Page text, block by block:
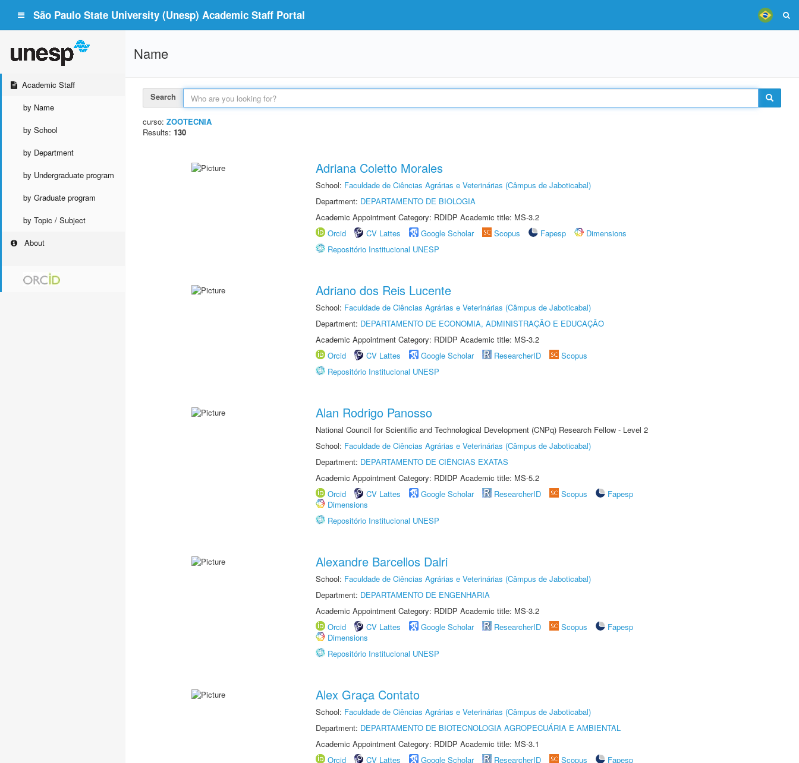
São Paulo State University (Unesp) Academic Staff Portal
Academic Staff
by Name
by School
by Department
by Undergraduate program
by Graduate program
by Topic / Subject
About
Name
Search
curso: ZOOTECNIA
Results: 130
Adriana Coletto Morales
School: Faculdade de Ciências Agrárias e Veterinárias (Câmpus de Jaboticabal)
Department: DEPARTAMENTO DE BIOLOGIA
Academic Appointment Category: RDIDP Academic title: MS-3.2
Orcid
CV Lattes Google Scholar Scopus Fapesp
Dimensions
Repositório Institucional UNESP
Adriano dos Reis Lucente
School: Faculdade de Ciências Agrárias e Veterinárias (Câmpus de Jaboticabal)
Department: DEPARTAMENTO DE ECONOMIA, ADMINISTRAÇÃO E EDUCAÇÃO
Academic Appointment Category: RDIDP Academic title: MS-3.2
Orcid
CV Lattes Google Scholar ResearcherID
Scopus
Repositório Institucional UNESP
Alan Rodrigo Panosso
National Council for Scientific and Technological Development (CNPq) Research Fellow - Level 2
School: Faculdade de Ciências Agrárias e Veterinárias (Câmpus de Jaboticabal)
Department: DEPARTAMENTO DE CIÊNCIAS EXATAS
Academic Appointment Category: RDIDP Academic title: MS-5.2
Orcid
CV Lattes Google Scholar ResearcherID Scopus
Fapesp
Dimensions
Repositório Institucional UNESP
Alexandre Barcellos Dalri
School: Faculdade de Ciências Agrárias e Veterinárias (Câmpus de Jaboticabal)
Department: DEPARTAMENTO DE ENGENHARIA
Academic Appointment Category: RDIDP Academic title: MS-3.2
Orcid
CV Lattes Google Scholar ResearcherID Scopus
Fapesp
Dimensions
Repositório Institucional UNESP
Alex Graça Contato
School: Faculdade de Ciências Agrárias e Veterinárias (Câmpus de Jaboticabal)
Department: DEPARTAMENTO DE BIOTECNOLOGIA AGROPECUÁRIA E AMBIENTAL
Academic Appointment Category: RDIDP Academic title: MS-3.1
Orcid
CV Lattes Google Scholar ResearcherID Scopus
Fapesp